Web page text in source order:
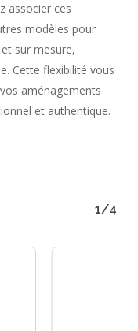
associer ces
modèles pour
sur mesure,
Cette flexibilité vous
aménagements
et authentique.
1/4